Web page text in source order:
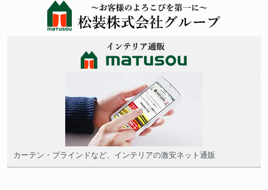
カーテン・ブラインドなど、インテリアの激安ネット通販